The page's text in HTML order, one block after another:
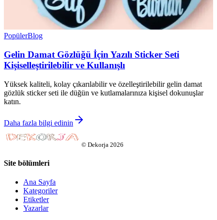
PopülerBlog
Gelin Damat Gözlüğü İçin Yazılı Sticker Seti
Kişiselleştirilebilir ve Kullanışlı
Yüksek kaliteli, kolay çıkarılabilir ve özelleştirilebilir gelin damat
gözlük sticker seti ile düğün ve kutlamalarınıza kişisel dokunuşlar
katın.
Daha fazla bilgi edinin
© Dekorja 2026
Site bölümleri
Ana Sayfa
Kategoriler
Etiketler
Yazarlar